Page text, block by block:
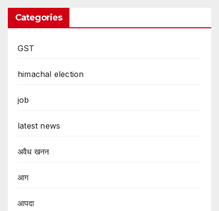
Categories
GST
himachal election
job
latest news
अवैध खनन
आग
आपदा